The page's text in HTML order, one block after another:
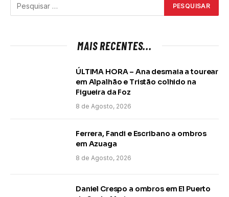
MAIS RECENTES...
ÚLTIMA HORA – Ana desmaia a tourear
em Alpalhão e Tristão colhido na
Figueira da Foz
8 de Agosto, 2026
Ferrera, Fandi e Escribano a ombros
em Azuaga
8 de Agosto, 2026
Daniel Crespo a ombros em El Puerto